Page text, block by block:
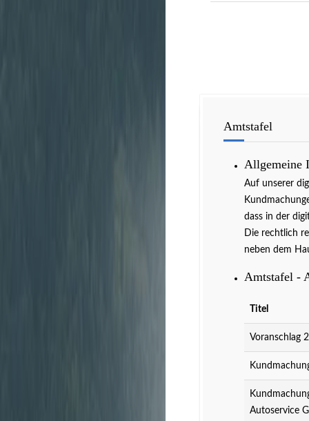
Amtstafel
Allgemeine
Auf unserer
dass in der
Die rechtlich
neben dem
Amtstafel -
Titel
Voranschlag
Autoservice